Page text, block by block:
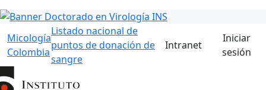
Micología
Colombia
Listado nacional de
puntos de donación de
sangre
Intranet
Iniciar
sesión